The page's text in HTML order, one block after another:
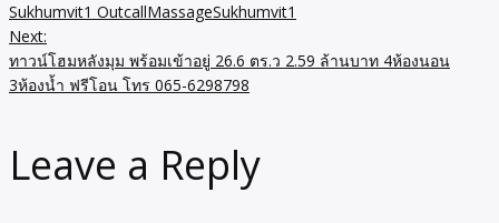
Sukhumvit1 OutcallMassageSukhumvit1
Next:
ทาวน์โฮมหลังมุม พร้อมเข้าอยู่ 26.6 ตร.ว 2.59 ล้านบาท 4ห้องนอน
3ห้องน้ำ ฟรีโอน โทร 065-6298798
Leave a Reply